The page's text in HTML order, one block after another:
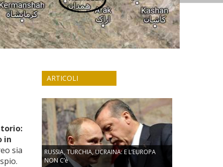
in
sia
ARTICOLI
RUSSIA, TURCHIA, UCRAINA: E L’EUROPA
NON C’è